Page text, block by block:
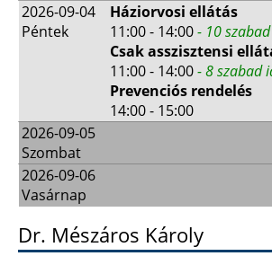
2026-09-04
Péntek
Háziorvosi ellátás
11:00 - 14:00- 10
Csak asszisztensi
11:00 - 14:00- 8 szabad
Prevenciós rendelés
14:00 - 15:00
2026-09-05
Szombat
2026-09-06
Vasárnap
Dr. Mészáros Károly